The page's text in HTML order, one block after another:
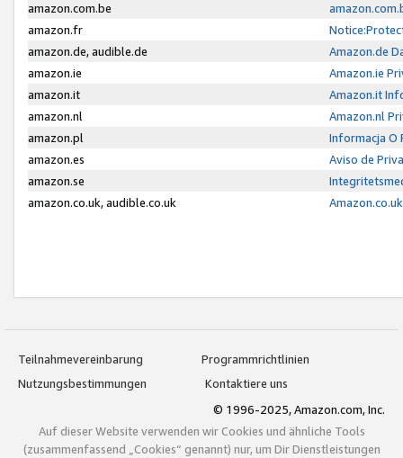
amazon.com.be
amazon.fr
amazon.de, audible.de
Amazon.de
amazon.ie
Amazon.ie
amazon.it
Amazon.it
amazon.nl
Amazon.nl
amazon.pl
Informacja O
amazon.es
Aviso de
amazon.se
amazon.co.uk, audible.co.uk
Teilnahmevereinbarung
Programmrichtlinien
Nutzungsbestimmungen
Kontaktiere uns
© 1996-2025, Amazon.com, Inc.
Auf dieser Website verwenden wir Cookies und ähnliche Tools
(zusammenfassend „Cookies“ genannt) nur, um Dir Dienstleistungen